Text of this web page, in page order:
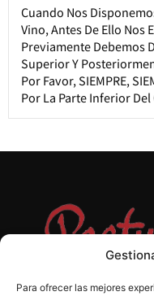
Para ofrecer las mejores
Cuando Nos
Vino, Antes De Ello Nos
Previamente Debemos
Superior Y
Por Favor, SIEMPRE,
Por La Parte Inferior